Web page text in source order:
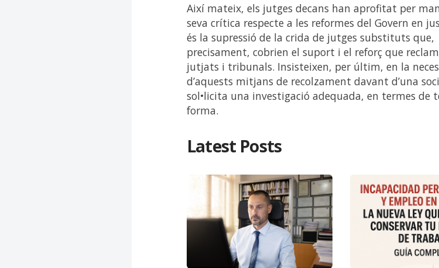
Així mateix, els jutges decans han aprofitat per
seva crítica respecte a les reformes del Govern en
és la supressió de la crida de jutges substituts que,
precisament, cobrien el suport i el reforç que
jutjats i tribunals. Insisteixen, per últim, en la
d’aquests mitjans de recolzament davant d’una
sol•licita una investigació adequada, en termes de
forma.
Latest Posts